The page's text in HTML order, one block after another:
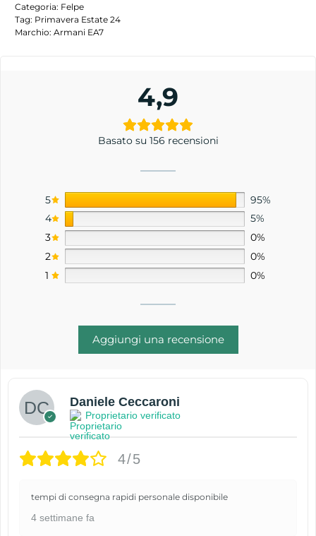
Categoria: Felpe
Tag: Primavera Estate 24
Marchio: Armani EA7
4,9
Basato su 156 recensioni
5
95%
4
5%
3
0%
2
0%
1
0%
Aggiungi una recensione
Daniele Ceccaroni
Proprietario verificato
4/5
tempi di consegna rapidi personale disponibile
4 settimane fa